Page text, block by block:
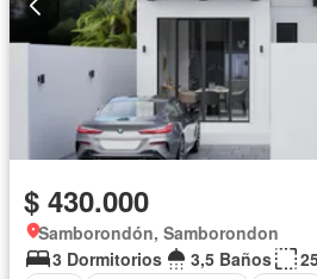
$ 430.000
Samborondón, Samborondon
3 Dormitorios
3,5 Baños